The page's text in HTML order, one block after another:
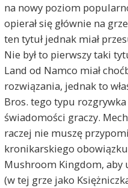
na nowy poziom
opierał się głównie na
ten tytuł jednak miał
Nie był to pierwszy taki
Land od Namco miał
rozwiązania, jednak to
Bros. tego typu rozgrywka
świadomości graczy.
raczej nie muszę
kronikarskiego
Mushroom Kingdom, aby
(w tej grze jako